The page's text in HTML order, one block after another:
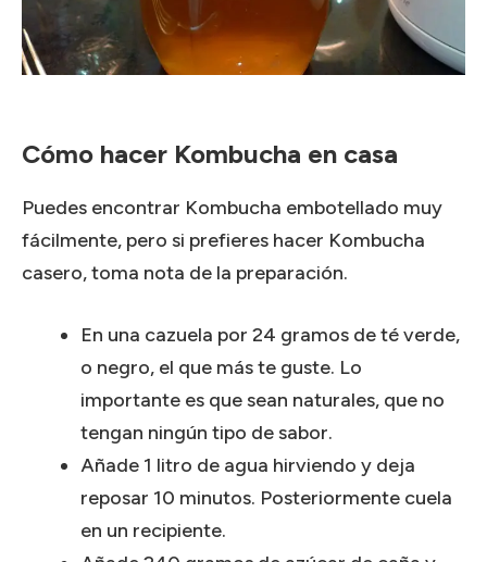
Cómo hacer Kombucha en casa
Puedes encontrar Kombucha embotellado muy
fácilmente, pero si prefieres hacer Kombucha
casero, toma nota de la preparación.
En una cazuela por 24 gramos de té verde,
o negro, el que más te guste. Lo
importante es que sean naturales, que no
tengan ningún tipo de sabor.
Añade 1 litro de agua hirviendo y deja
reposar 10 minutos. Posteriormente cuela
en un recipiente.